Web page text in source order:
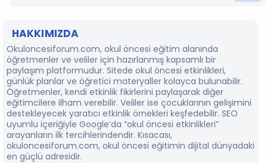
HAKKIMIZDA
Okuloncesiforum.com, okul öncesi eğitim alanında
öğretmenler ve veliler için hazırlanmış kapsamlı bir
paylaşım platformudur. Sitede okul öncesi etkinlikleri,
günlük planlar ve öğretici materyaller kolayca bulunabilir.
Öğretmenler, kendi etkinlik fikirlerini paylaşarak diğer
eğitimcilere ilham verebilir. Veliler ise çocuklarının gelişimini
destekleyecek yaratıcı etkinlik örnekleri keşfedebilir. SEO
uyumlu içeriğiyle Google’da “okul öncesi etkinlikleri”
arayanların ilk tercihlerindendir. Kısacası,
okuloncesiforum.com, okul öncesi eğitimin dijital dünyadaki
en güçlü adresidir.